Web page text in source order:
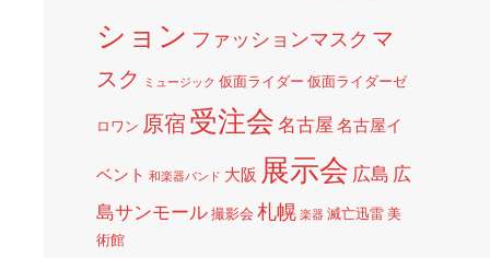
ション ファッションマスク マ
スク
ミュージック 仮面ライダー 仮面ライダーゼ
ロワン 原宿受注会名古屋 名古屋イ
ベント 和楽器バンド 大阪 展示会 広島 広
島サンモール撮影会 札幌 楽器 滅亡迅雷美
術館